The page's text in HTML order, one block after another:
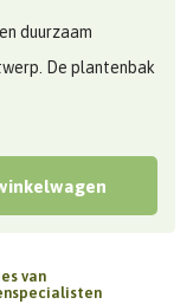
duurzaam
De plantenbak
van